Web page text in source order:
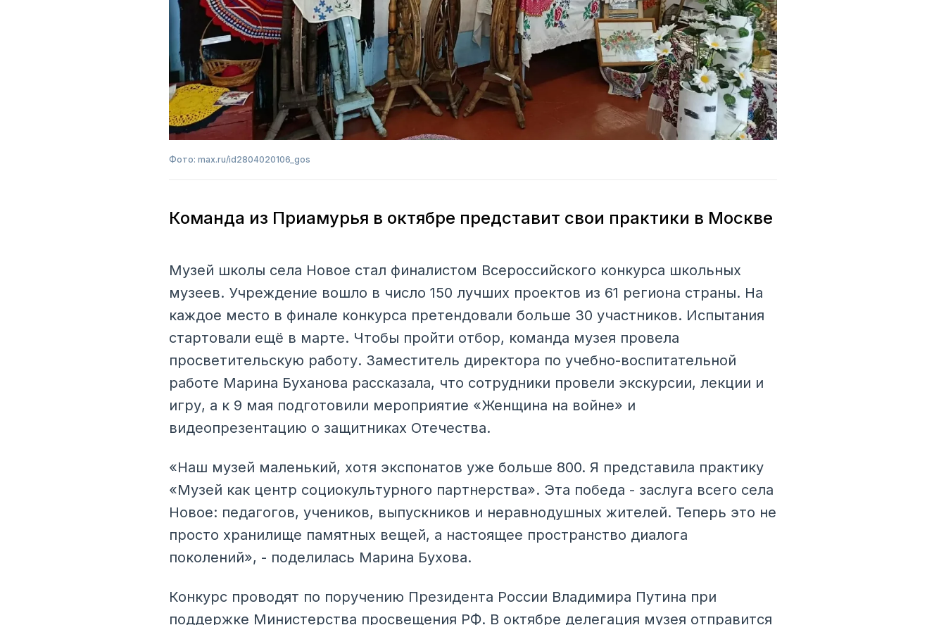
Фото: max.ru/id2804020106_gos
Команда из Приамурья в октябре представит свои практики в Москве
Музей школы села Новое стал финалистом Всероссийского конкурса школьных
музеев. Учреждение вошло в число 150 лучших проектов из 61 региона страны. На
каждое место в финале конкурса претендовали больше 30 участников. Испытания
стартовали ещё в марте. Чтобы пройти отбор, команда музея провела
просветительскую работу. Заместитель директора по учебно-воспитательной
работе Марина Буханова рассказала, что сотрудники провели экскурсии, лекции и
игру, а к 9 мая подготовили мероприятие «Женщина на войне» и
видеопрезентацию о защитниках Отечества.
«Наш музей маленький, хотя экспонатов уже больше 800. Я представила практику
«Музей как центр социокультурного партнерства». Эта победа - заслуга всего села
Новое: педагогов, учеников, выпускников и неравнодушных жителей. Теперь это не
просто хранилище памятных вещей, а настоящее пространство диалога
поколений», - поделилась Марина Бухова.
Конкурс проводят по поручению Президента России Владимира Путина при
поддержке Министерства просвещения РФ. В октябре делегация музея отправится